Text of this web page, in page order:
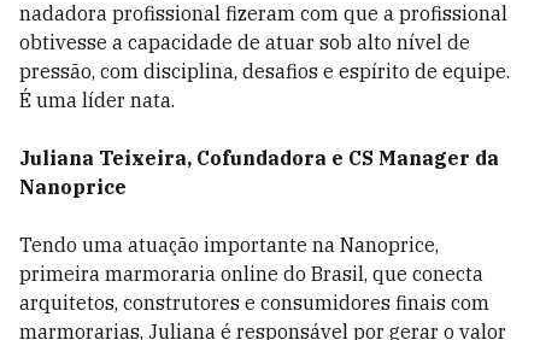
nadadora profissional fizeram com que a profissional
obtivesse a capacidade de atuar sob alto nível de
pressão, com disciplina, desafios e espírito de equipe.
É uma líder nata.
Juliana Teixeira, Cofundadora e CS Manager da
Nanoprice
Tendo uma atuação importante na Nanoprice,
primeira marmoraria online do Brasil, que conecta
arquitetos, construtores e consumidores finais com
marmorarias, Juliana é responsável por gerar o valor